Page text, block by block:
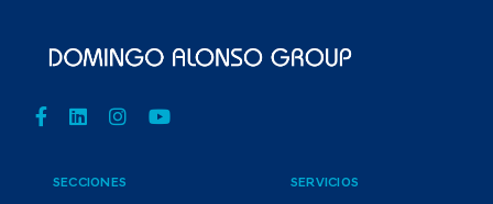
SECCIONES SERVICIOS